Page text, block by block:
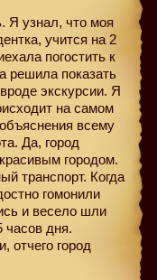
Я узнал, что моя
учится на 2
погостить к
решила показать
экскурсии. Я
на самом
всему
Да, город
городом.
транспорт. Когда
гомонили
и весело шли
часов дня.
отчего город